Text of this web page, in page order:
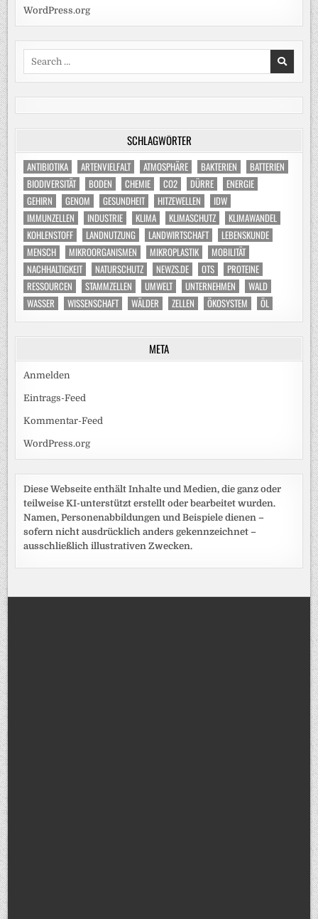
WordPress.org
SCHLAGWÖRTER
ANTIBIOTIKA ARTENVIELFALT ATMOSPHÄRE BAKTERIEN
BATTERIEN
BIODIVERSITÄT
BODEN CHEMIE CO2 DÜRRE
ENERGIE
GEHIRN
GENOM GESUNDHEIT HITZEWELLEN
IDW
IMMUNZELLEN
INDUSTRIE KLIMA KLIMASCHUTZ
KLIMAWANDEL
KOHLENSTOFF
LANDNUTZUNG LANDWIRTSCHAFT
LEBENSKUNDE
MENSCH
MIKROORGANISMEN MIKROPLASTIK
MOBILITÄT
NACHHALTIGKEIT
NATURSCHUTZ NEWZS.DE OTS
PROTEINE
RESSOURCEN
STAMMZELLEN UMWELT UNTERNEHMEN
WALD
WASSER
WISSENSCHAFT WÄLDER ZELLEN ÖKOSYSTEM ÖL
META
Anmelden
Eintrags-Feed
Kommentar-Feed
WordPress.org
Diese Webseite enthält Inhalte und Medien, die ganz oder
teilweise KI-unterstützt erstellt oder bearbeitet wurden.
Namen, Personenabbildungen und Beispiele dienen –
sofern nicht ausdrücklich anders gekennzeichnet –
ausschließlich illustrativen Zwecken.